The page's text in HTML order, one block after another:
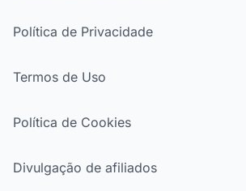
Política de Privacidade
Termos de Uso
Política de Cookies
Divulgação de afiliados